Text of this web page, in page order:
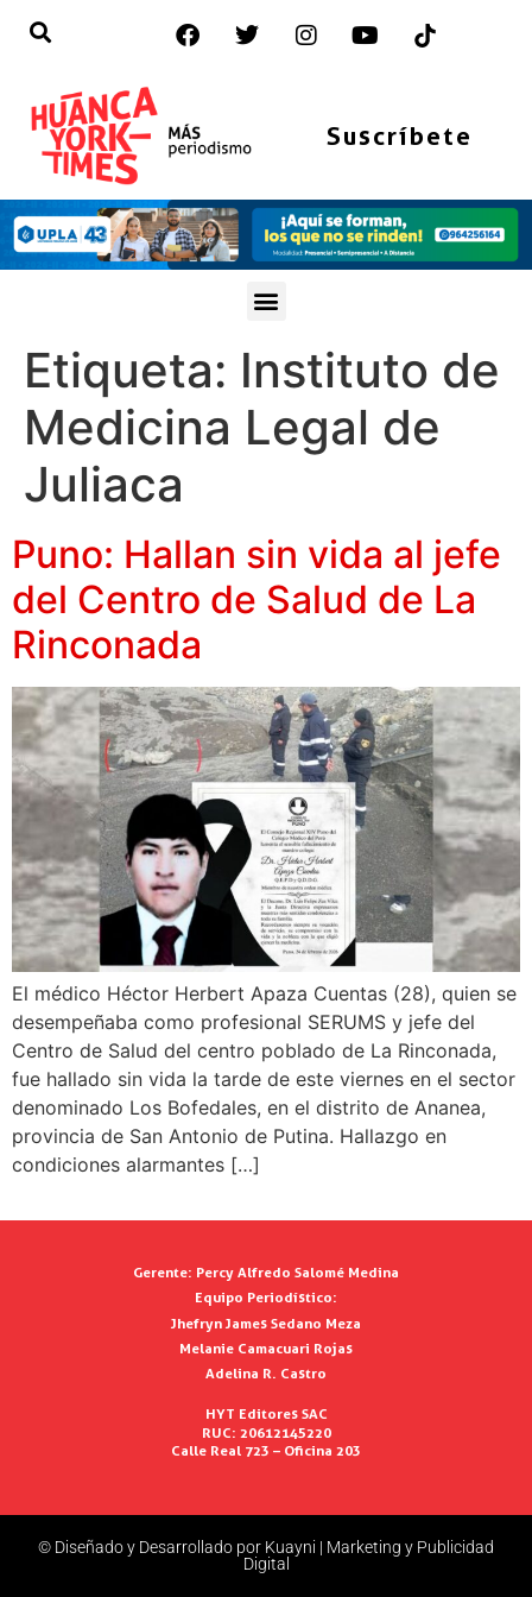
Suscríbete
Etiqueta: Instituto de
Medicina Legal de
Juliaca
Puno: Hallan sin vida al jefe
del Centro de Salud de La
Rinconada
El médico Héctor Herbert Apaza Cuentas (28), quien se
desempeñaba como profesional SERUMS y jefe del
Centro de Salud del centro poblado de La Rinconada,
fue hallado sin vida la tarde de este viernes en el sector
denominado Los Bofedales, en el distrito de Ananea,
provincia de San Antonio de Putina. Hallazgo en
condiciones alarmantes […]
Gerente: Percy Alfredo Salomé Medina
Equipo Periodístico:
Jhefryn James Sedano Meza
Melanie Camacuari Rojas
Adelina R. Castro
HYT Editores SAC
RUC: 20612145220
Calle Real 723 – Oficina 203
© Diseñado y Desarrollado por Kuayni | Marketing y Publicidad
Digital